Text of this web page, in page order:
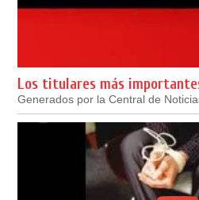
Los titulares más
Generados por la Central de